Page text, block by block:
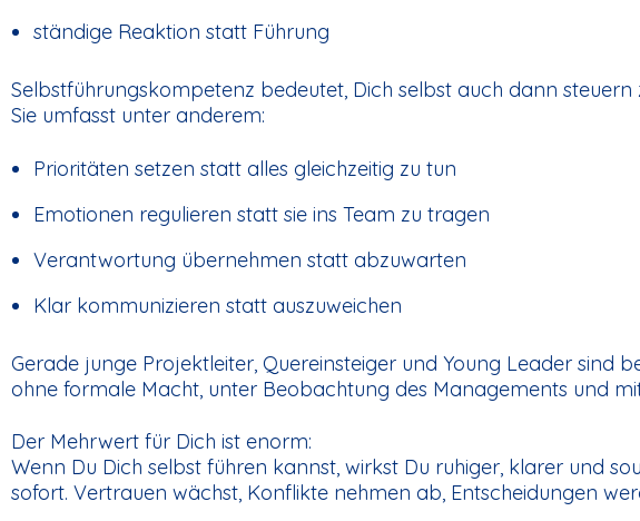
ständige Reaktion statt Führung
Selbstführungskompetenz bedeutet, Dich selbst auch dann steuern
Sie umfasst unter anderem:
Prioritäten setzen statt alles gleichzeitig zu tun
Emotionen regulieren statt sie ins Team zu tragen
Verantwortung übernehmen statt abzuwarten
Klar kommunizieren statt auszuweichen
Gerade junge Projektleiter, Quereinsteiger und Young Leader sind
ohne formale Macht, unter Beobachtung des Managements und
Der Mehrwert für Dich ist enorm:
Wenn Du Dich selbst führen kannst, wirkst Du ruhiger, klarer und
sofort. Vertrauen wächst, Konflikte nehmen ab, Entscheidungen